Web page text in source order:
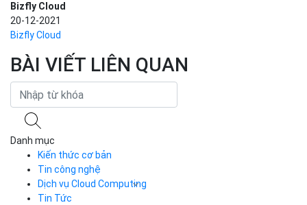
Bizfly Cloud
20-12-2021
Bizfly Cloud
BÀI VIẾT LIÊN QUAN
Danh mục
Kiến thức cơ bản
Tin công nghệ
Dịch vụ Cloud Computing
Cloud Server
Tin Tức